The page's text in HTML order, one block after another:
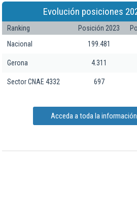
Evolución posiciones
Ranking Posición 2023
Nacional
199.481
Gerona 4.311
Sector CNAE 4332 697
Acceda a toda la